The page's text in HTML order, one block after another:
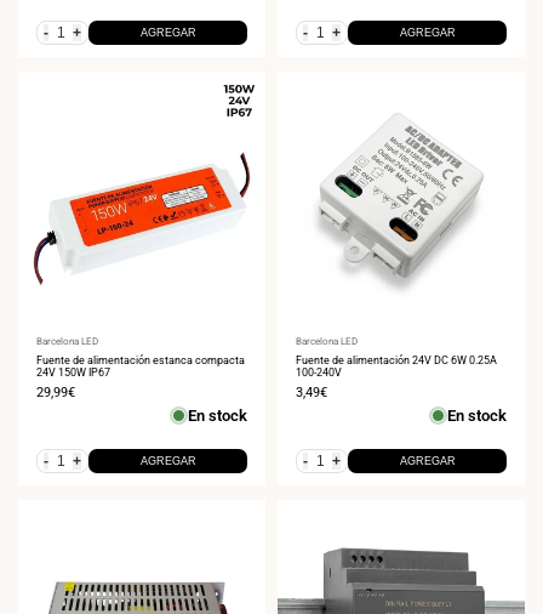
- + AGREGAR - + AGREGAR
Proveedor:
Barcelona LED
Fuente de alimentación estanca compacta
24V 150W IP67
Precio
29,99€
En stock
- + AGREGAR
Proveedor:
Barcelona LED
Fuente de alimentación 24V DC 6W 0.25A
100-240V
Precio
3,49€
En stock
- + AGREGAR